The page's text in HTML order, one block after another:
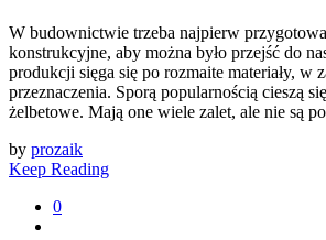
W budownictwie trzeba najpierw
konstrukcyjne, aby można było przejść do
produkcji sięga się po rozmaite materiały, w
przeznaczenia. Sporą popularnością cieszą
żelbetowe. Mają one wiele zalet, ale nie są
by prozaik
Keep Reading
0